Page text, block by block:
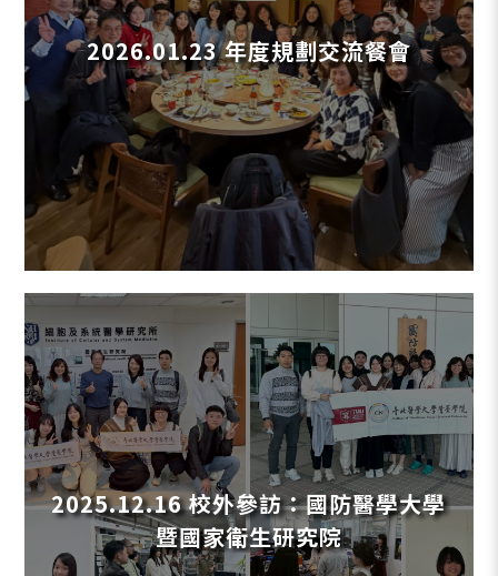
2026.01.23 年度規劃交流餐會
2025.12.16 校外參訪：國防醫學大學
暨國家衛生研究院